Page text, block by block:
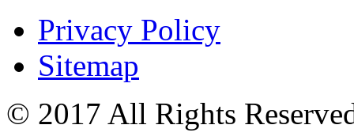
Privacy Policy
Sitemap
© 2017 All Rights